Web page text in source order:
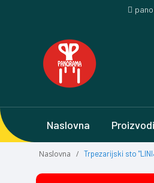
Naslovna Proizvodi
Naslovna Trpezarijski sto